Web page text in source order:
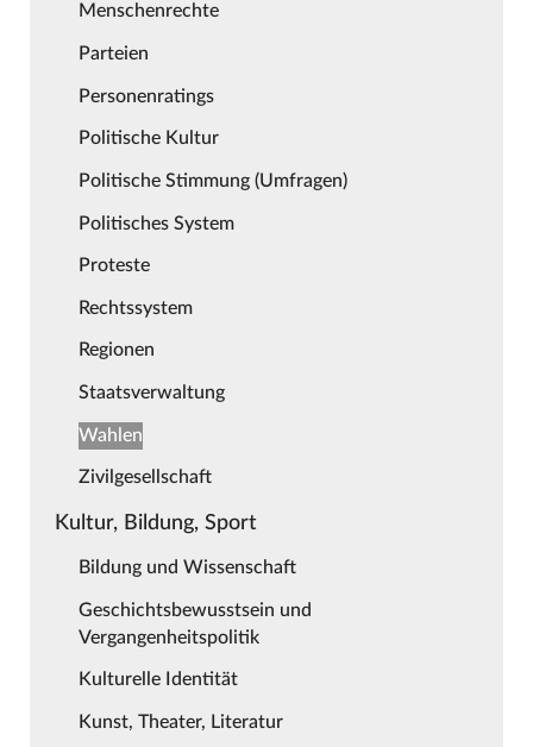
Menschenrechte
Parteien
Personenratings
Politische Kultur
Politische Stimmung (Umfragen)
Politisches System
Proteste
Rechtssystem
Regionen
Staatsverwaltung
Wahlen
Zivilgesellschaft
Kultur, Bildung, Sport
Bildung und Wissenschaft
Geschichtsbewusstsein und
Vergangenheitspolitik
Kulturelle Identität
Kunst, Theater, Literatur